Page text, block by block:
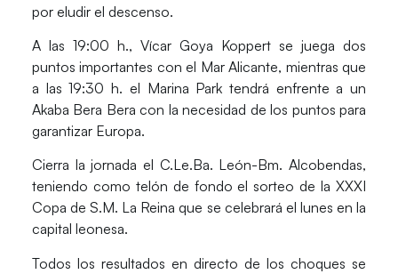
por eludir el descenso.
A las 19:00 h., Vícar Goya Koppert se juega dos
puntos importantes con el Mar Alicante, mientras que
a las 19:30 h. el Marina Park tendrá enfrente a un
Akaba Bera Bera con la necesidad de los puntos para
garantizar Europa.
Cierra la jornada el C.Le.Ba. León-Bm. Alcobendas,
teniendo como telón de fondo el sorteo de la XXXI
Copa de S.M. La Reina que se celebrará el lunes en la
capital leonesa.
Todos los resultados en directo de los choques se